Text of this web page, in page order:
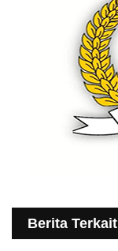
Berita Terkait